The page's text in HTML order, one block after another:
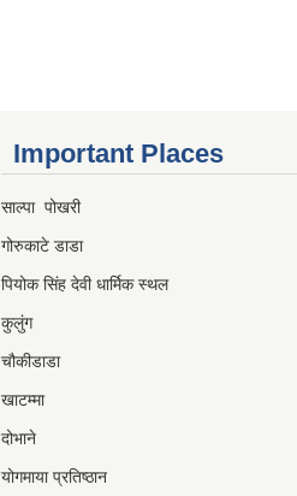
Important Places
साल्पा पोखरी
गोरुकाटे डाडा
पियोक सिंह देवी धार्मिक स्थल
कुलुंग
चौकीडाडा
खाटम्मा
दोभाने
योगमाया प्रतिष्ठान